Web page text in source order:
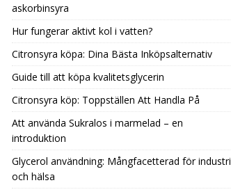
askorbinsyra
Hur fungerar aktivt kol i vatten?
Citronsyra köpa: Dina Bästa Inköpsalternativ
Guide till att köpa kvalitetsglycerin
Citronsyra köp: Toppställen Att Handla På
Att använda Sukralos i marmelad – en
introduktion
Glycerol användning: Mångfacetterad för industri
och hälsa